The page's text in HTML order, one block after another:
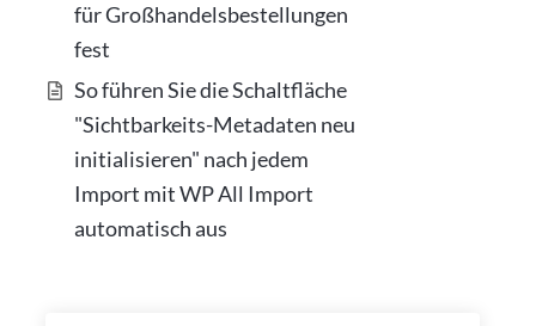
für Großhandelsbestellungen
fest
So führen Sie die Schaltfläche
"Sichtbarkeits-Metadaten neu
initialisieren" nach jedem
Import mit WP All Import
automatisch aus